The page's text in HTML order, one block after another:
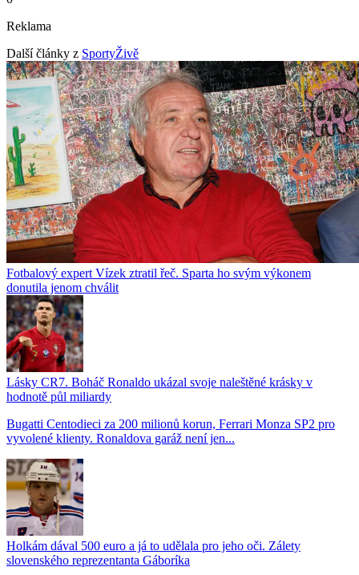
Reklama
Další články z SportyŽivě
Fotbalový expert Vízek ztratil řeč. Sparta ho svým výkonem
donutila jenom chválit
Lásky CR7. Boháč Ronaldo ukázal svoje naleštěné krásky v
hodnotě půl miliardy
Bugatti Centodieci za 200 milionů korun, Ferrari Monza SP2 pro
vyvolené klienty. Ronaldova garáž není jen...
Holkám dával 500 euro a já to udělala pro jeho oči. Zálety
slovenského reprezentanta Gáboríka